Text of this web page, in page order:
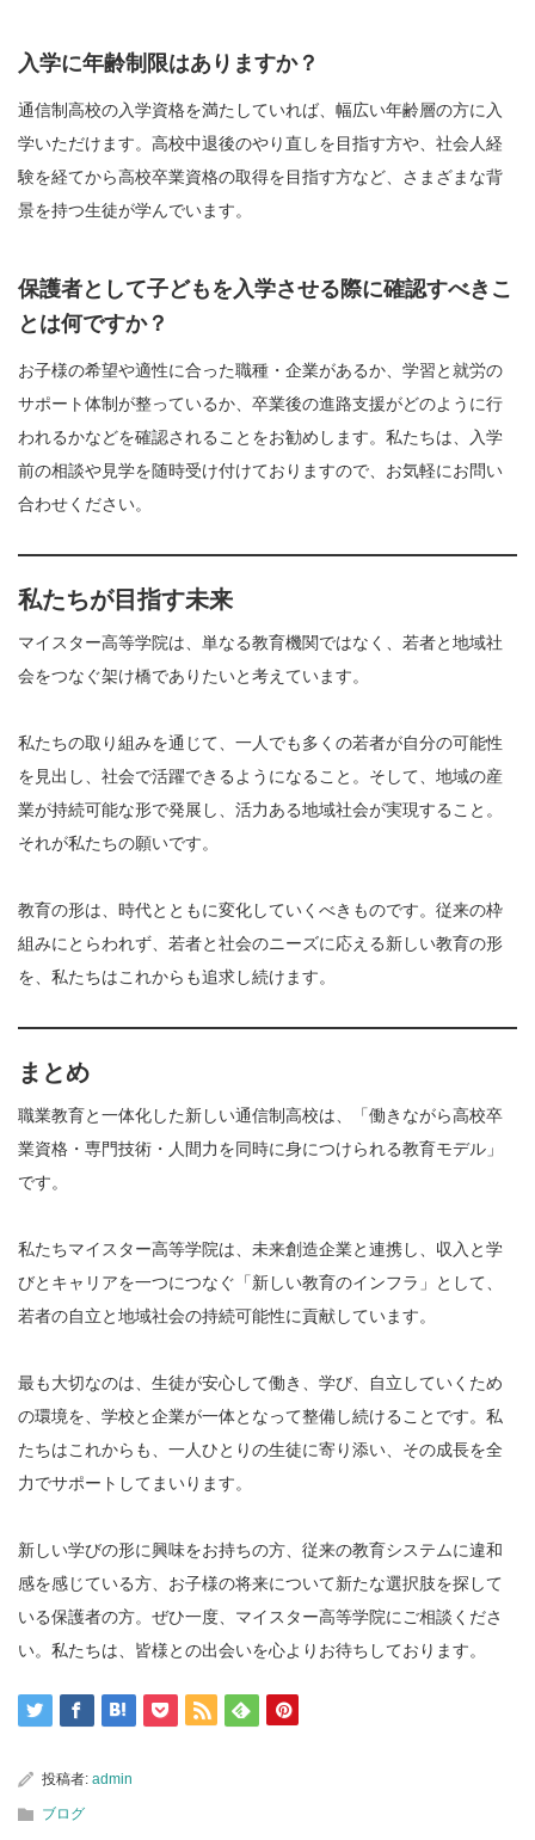
入学に年齢制限はありますか？
通信制高校の入学資格を満たしていれば、幅広い年齢層の方に入
学いただけます。高校中退後のやり直しを目指す方や、社会人経
験を経てから高校卒業資格の取得を目指す方など、さまざまな背
景を持つ生徒が学んでいます。
保護者として子どもを入学させる際に確認すべきこ
とは何ですか？
お子様の希望や適性に合った職種・企業があるか、学習と就労の
サポート体制が整っているか、卒業後の進路支援がどのように行
われるかなどを確認されることをお勧めします。私たちは、入学
前の相談や見学を随時受け付けておりますので、お気軽にお問い
合わせください。
私たちが目指す未来
マイスター高等学院は、単なる教育機関ではなく、若者と地域社
会をつなぐ架け橋でありたいと考えています。
私たちの取り組みを通じて、一人でも多くの若者が自分の可能性
を見出し、社会で活躍できるようになること。そして、地域の産
業が持続可能な形で発展し、活力ある地域社会が実現すること。
それが私たちの願いです。
教育の形は、時代とともに変化していくべきものです。従来の枠
組みにとらわれず、若者と社会のニーズに応える新しい教育の形
を、私たちはこれからも追求し続けます。
まとめ
職業教育と一体化した新しい通信制高校は、「働きながら高校卒
業資格・専門技術・人間力を同時に身につけられる教育モデル」
です。
私たちマイスター高等学院は、未来創造企業と連携し、収入と学
びとキャリアを一つにつなぐ「新しい教育のインフラ」として、
若者の自立と地域社会の持続可能性に貢献しています。
最も大切なのは、生徒が安心して働き、学び、自立していくため
の環境を、学校と企業が一体となって整備し続けることです。私
たちはこれからも、一人ひとりの生徒に寄り添い、その成長を全
力でサポートしてまいります。
新しい学びの形に興味をお持ちの方、従来の教育システムに違和
感を感じている方、お子様の将来について新たな選択肢を探して
いる保護者の方。ぜひ一度、マイスター高等学院にご相談くださ
い。私たちは、皆様との出会いを心よりお待ちしております。
投稿者: admin
ブログ